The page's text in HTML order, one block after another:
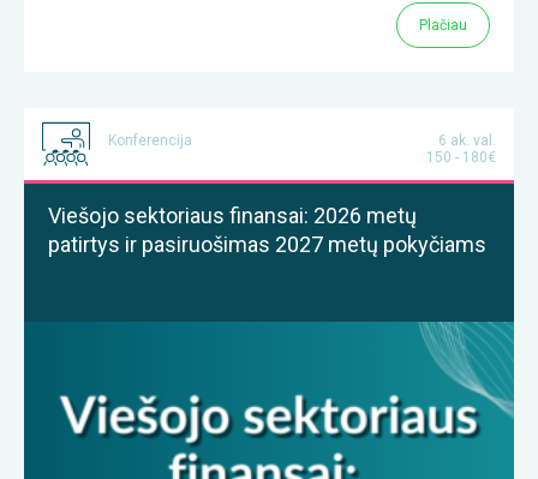
Plačiau
Konferencija
6 ak. val.
150 - 180€
Viešojo sektoriaus finansai: 2026 metų
patirtys ir pasiruošimas 2027 metų pokyčiams